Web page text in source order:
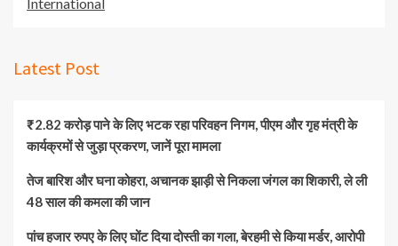
Latest Post
₹2.82 करोड़ पाने के लिए भटक रहा परिवहन निगम, पीएम और गृह मंत्री के
कार्यक्रमों से जुड़ा प्रकरण, जानें पूरा मामला
तेज बारिश और घना कोहरा, अचानक झाड़ी से निकला जंगल का शिकारी, ले ली
48 साल की कमला की जान
पांच हजार रुपए के लिए घोंट दिया दोस्ती का गला, बेरहमी से किया मर्डर, आरोपी